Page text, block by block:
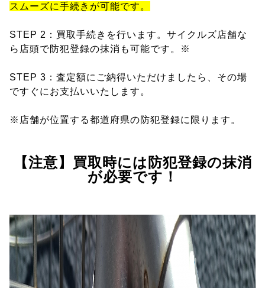
スムーズに手続きが可能です。
STEP 2：買取手続きを行います。サイクルズ店舗な
ら店頭で防犯登録の抹消も可能です。※
STEP 3：査定額にご納得いただけましたら、その場
ですぐにお支払いいたします。
※店舗が位置する都道府県の防犯登録に限ります。
【注意】買取時には防犯登録の抹消
が必要です！